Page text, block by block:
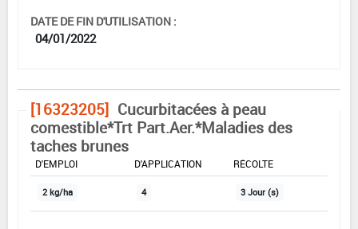
DATE DE FIN D'UTILISATION :
04/01/2022
[16323205] Cucurbitacées à peau
comestible*Trt Part.Aer.*Maladies des
taches brunes
DOSE MAX
D'EMPLOI
D'APPLICATION
RÉCOLTE
2 kg/ha 4 3 Jour (s)